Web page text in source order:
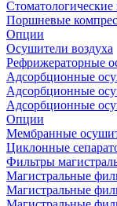
Поршневые
Опции
Осушители воздуха
Рефрижераторные
Адсорбционные
Адсорбционные
Адсорбционные
Опции
Мембранные
Циклонные
Фильтры
Магистральные
Магистральные